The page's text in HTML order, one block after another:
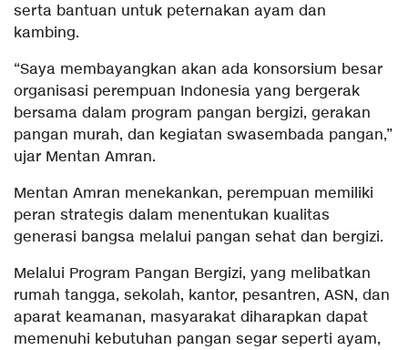
serta bantuan untuk peternakan ayam dan
kambing.
“Saya membayangkan akan ada konsorsium besar
organisasi perempuan Indonesia yang bergerak
bersama dalam program pangan bergizi, gerakan
pangan murah, dan kegiatan swasembada pangan,”
ujar Mentan Amran.
Mentan Amran menekankan, perempuan memiliki
peran strategis dalam menentukan kualitas
generasi bangsa melalui pangan sehat dan bergizi.
Melalui Program Pangan Bergizi, yang melibatkan
rumah tangga, sekolah, kantor, pesantren, ASN, dan
aparat keamanan, masyarakat diharapkan dapat
memenuhi kebutuhan pangan segar seperti ayam,